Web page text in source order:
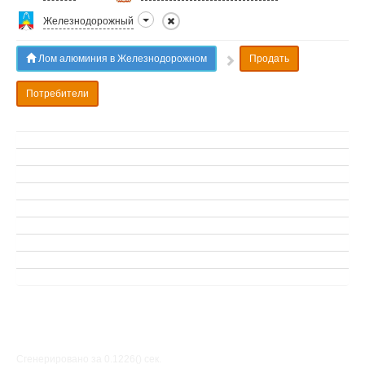
Железнодорожный
Лом алюминия в Железнодорожном Продать
Потребители